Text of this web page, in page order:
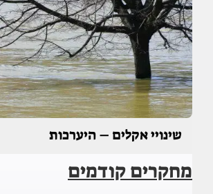
שינויי אקלים – היערכות
מחקרים קודמים